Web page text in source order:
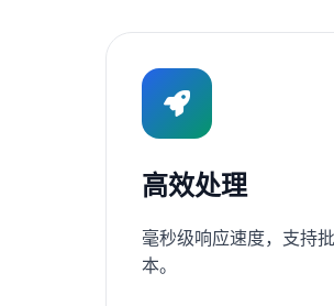
高效处理
毫秒级响应速度，支持
本。